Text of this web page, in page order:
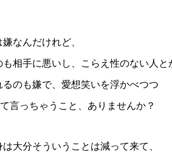
なんだけれど、
も相手に悪いし、こらえ性のない人と
るのも嫌で、愛想笑いを浮かべつつ
言っちゃうこと、ありませんか？
は大分そういうことは減って来て、